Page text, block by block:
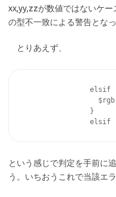
xx,yy,zzが数値ではないケ
の型不一致による警告となっ
とりあえず、
elsif
                }
という感じで判定を手前に
う。いちおうこれで当該エラ